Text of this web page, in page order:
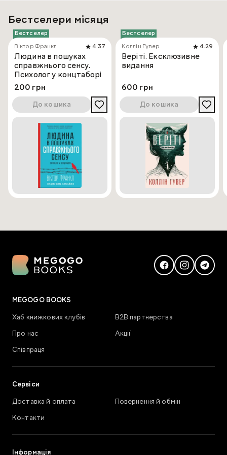
Бестселери місяця
Бестселер
Віктор Франкл
4.37
Людина в пошуках
справжнього сенсу.
Психолог у концтаборі
200 грн
До кошика
Бестселер
Коллін Гувер
4.29
Веріті. Ексклюзивне
видання
600 грн
До кошика
MEGOGO BOOKS
Хаб книжкових клубів
В2В партнерства
Про нас
Акції
Співпраця
Сервіси
Доставка й оплата
Повернення й обмін
Контакти
Інформація